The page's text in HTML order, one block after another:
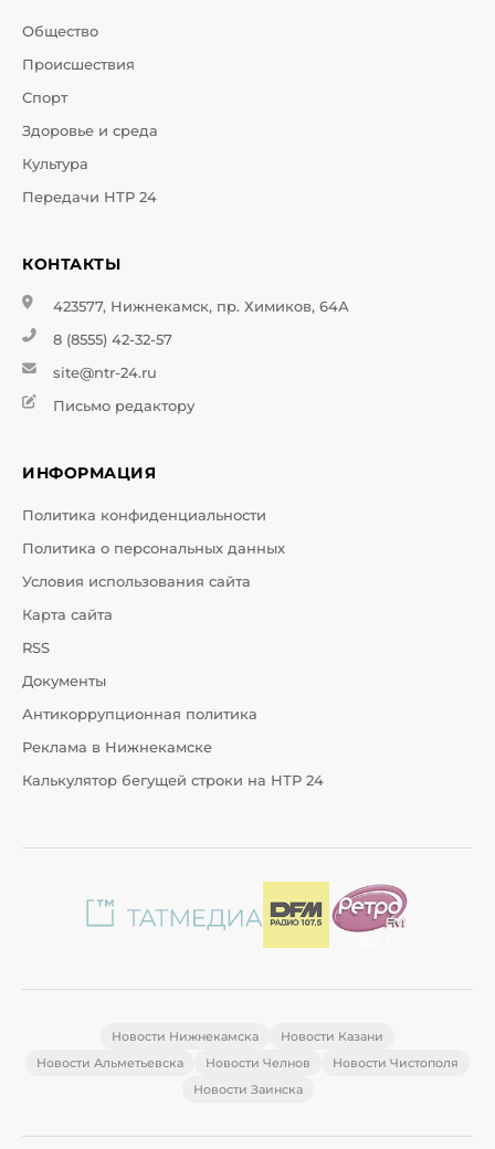
Общество
Происшествия
Спорт
Здоровье и среда
Культура
Передачи НТР 24
КОНТАКТЫ
423577, Нижнекамск, пр. Химиков, 64А
8 (8555) 42-32-57
site@ntr-24.ru
Письмо редактору
ИНФОРМАЦИЯ
Политика конфиденциальности
Политика о персональных данных
Условия использования сайта
Карта сайта
RSS
Документы
Антикоррупционная политика
Реклама в Нижнекамске
Калькулятор бегущей строки на НТР 24
Новости Нижнекамска
Новости Казани
Новости Альметьевска
Новости Челнов
Новости Чистополя
Новости Заинска